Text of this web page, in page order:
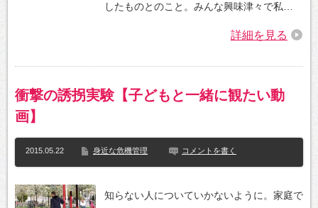
したものとのこと。みんな興味津々で私…
詳細を見る
衝撃の誘拐実験【子どもと一緒に観たい動
画】
2015.05.22 身近な危機管理 コメントを書く
知らない人についていかないように。家庭で